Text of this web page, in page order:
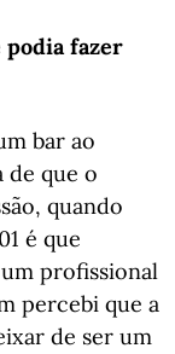
podia fazer
bar ao
de que o
quando
é que
profissional
percebi que a
de ser um